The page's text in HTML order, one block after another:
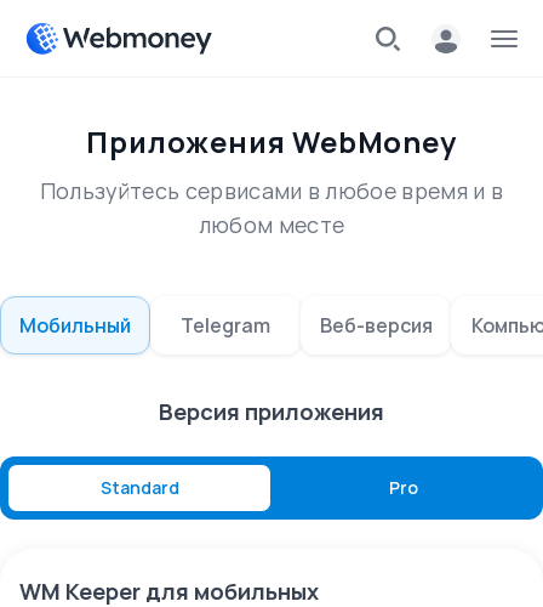
Приложения WebMoney
Пользуйтесь сервисами в любое время и в
любом месте
Мобильный Telegram Веб-версия
Версия приложения
Standard Pro
WM Keeper для мобильных